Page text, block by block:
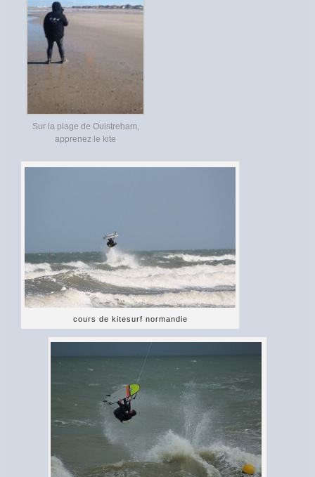
Sur la plage de Ouistreham,
apprenez le kite
cours de kitesurf normandie